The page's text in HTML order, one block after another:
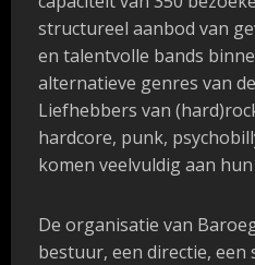
structureel aanbod van
en talentvolle bands
alternatieve genres van
Liefhebbers van
hardcore, punk,
komen veelvuldig aan
De organisatie van
bestuur, een directie, een